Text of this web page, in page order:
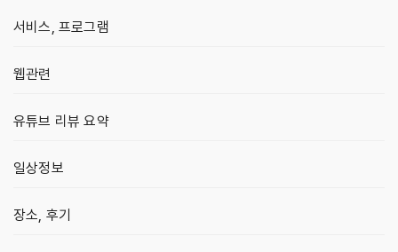
서비스, 프로그램
웹관련
유튜브 리뷰 요약
일상정보
장소, 후기